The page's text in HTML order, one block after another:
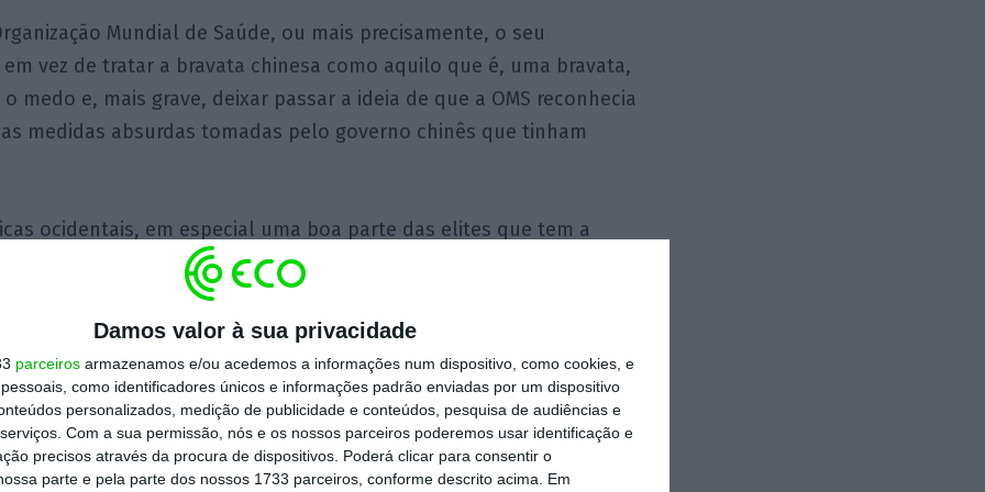
Damos valor à sua privacidade
parceiros armazenamos e/ou acedemos a informações num dispositivo, como cookies, e
como identificadores únicos e informações padrão enviadas por um dispositivo
personalizados, medição de publicidade e conteúdos, pesquisa de audiências e
Com a sua permissão, nós e os nossos parceiros poderemos usar identificação e
precisos através da procura de dispositivos. Poderá clicar para consentir o
parte e pela parte dos nossos 1733 parceiros, conforme descrito acima. Em
Mundial de Saúde, ou mais precisamente, o seu
em vez de tratar a bravata chinesa como aquilo que é, uma bravata,
medo e, mais grave, deixar passar a ideia de que a OMS reconhecia
medidas absurdas tomadas pelo governo chinês que tinham
ocidentais, em especial uma boa parte das elites que tem a
alguma racionalidade, com a imprensa e a academia em lugar de
fascinadas com a ideia de um combate heroico contra o vírus e
aos seus governos que adoptassem, o mais cedo possível, medidas
os chineses, convencidos de que, de outra forma, o vírus
sem limite, até que todo o universo fosse uma massa de